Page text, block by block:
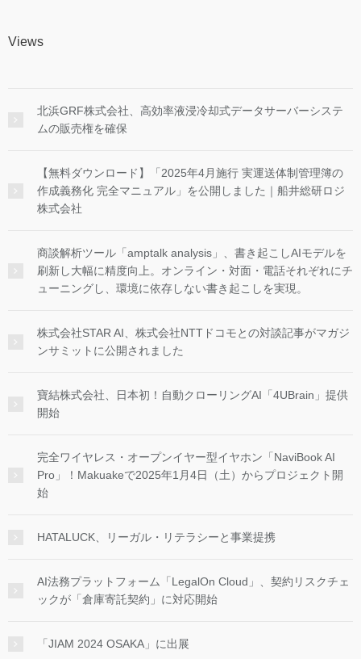
Views
北浜GRF株式会社、高効率液浸冷却式データサーバーシステ
ムの販売権を確保
【無料ダウンロード】「2025年4月施行 実運送体制管理簿の
作成義務化 完全マニュアル」を公開しました｜船井総研ロジ
株式会社
商談解析ツール「amptalk analysis」、書き起こしAIモデルを
刷新し大幅に精度向上。オンライン・対面・電話それぞれにチ
ューニングし、環境に依存しない書き起こしを実現。
株式会社STAR AI、株式会社NTTドコモとの対談記事がマガジ
ンサミットに公開されました
寶結株式会社、日本初！自動クローリングAI「4UBrain」提供
開始
完全ワイヤレス・オープンイヤー型イヤホン「NaviBook AI
Pro」！Makuakeで2025年1月4日（土）からプロジェクト開
始
HATALUCK、リーガル・リテラシーと事業提携
AI法務プラットフォーム「LegalOn Cloud」、契約リスクチェ
ックが「倉庫寄託契約」に対応開始
「JIAM 2024 OSAKA」に出展